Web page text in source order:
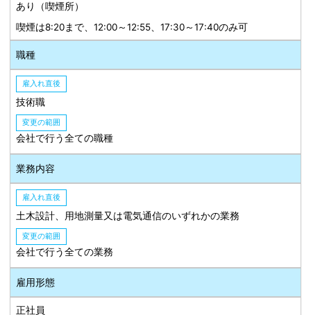
あり（喫煙所）
喫煙は8:20まで、12:00～12:55、17:30～17:40のみ可
職種
雇入れ直後
技術職
変更の範囲
会社で行う全ての職種
業務内容
雇入れ直後
土木設計、用地測量又は電気通信のいずれかの業務
変更の範囲
会社で行う全ての業務
雇用形態
正社員